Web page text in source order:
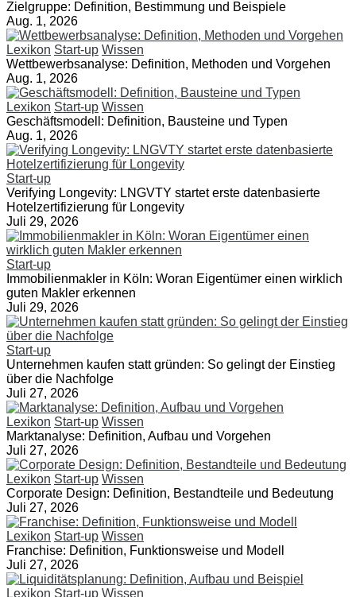
Zielgruppe: Definition, Bestimmung und Beispiele
Aug. 1, 2026
Lexikon Start-up Wissen
Wettbewerbsanalyse: Definition, Methoden und Vorgehen
Aug. 1, 2026
Lexikon Start-up Wissen
Geschäftsmodell: Definition, Bausteine und Typen
Aug. 1, 2026
Start-up
Verifying Longevity: LNGVTY startet erste datenbasierte
Hotelzertifizierung für Longevity
Juli 29, 2026
Start-up
Immobilienmakler in Köln: Woran Eigentümer einen wirklich
guten Makler erkennen
Juli 29, 2026
Start-up
Unternehmen kaufen statt gründen: So gelingt der Einstieg
über die Nachfolge
Juli 27, 2026
Lexikon Start-up Wissen
Marktanalyse: Definition, Aufbau und Vorgehen
Juli 27, 2026
Lexikon Start-up Wissen
Corporate Design: Definition, Bestandteile und Bedeutung
Juli 27, 2026
Lexikon Start-up Wissen
Franchise: Definition, Funktionsweise und Modell
Juli 27, 2026
Lexikon Start-up Wissen